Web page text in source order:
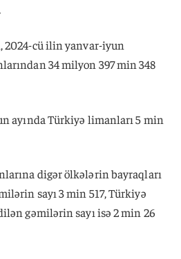
cü ilin yanvar-iyun
34 milyon 397 min 348
ayında Türkiyə limanları 5 min
digər ölkələrin bayraqları
sayı 3 min 517, Türkiyə
gəmilərin sayı isə 2 min 26